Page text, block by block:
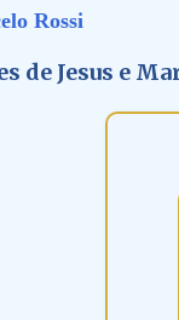
Rossi
de Jesus e